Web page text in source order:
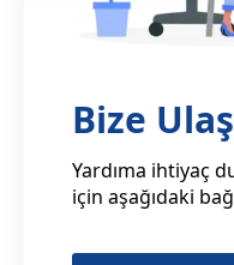
Bize
Yardıma ihtiyaç
için aşağıdaki